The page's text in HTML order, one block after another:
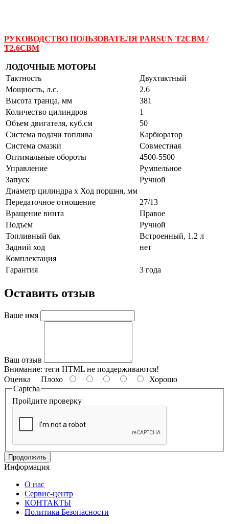
РУКОВОДСТВО ПОЛЬЗОВАТЕЛЯ PARSUN T2CBM /
T2.6CBM
ЛОДОЧНЫЕ МОТОРЫ
Тактность
Двухтактный
Мощность, л.с.
2.6
Высота транца, мм
381
Количество цилиндров
1
Объем двигателя, куб.см
50
Система подачи топлива
Карбюратор
Система смазки
Совместная
Оптимальные обороты
4500-5500
Управление
Румпельное
Запуск
Ручной
Диаметр цилиндра х Ход поршня, мм
Передаточное отношение
27/13
Вращение винта
Правое
Подъем
Ручной
Топливный бак
Встроенный, 1.2 л
Задний ход
нет
Комплектация
Гарантия
3 года
Оставить отзыв
Ваше имя
Ваш отзыв
Внимание: теги HTML не поддерживаются!
Оценка Плохо
Хорошо
Captcha
Пройдите проверку
Продолжить
Информация
О нас
Сервис-центр
КОНТАКТЫ
Политика Безопасности